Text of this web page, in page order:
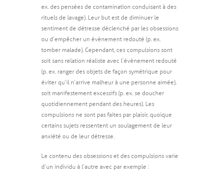
ex. des pensées de contamination conduisant à des
rituels de lavage). Leur but est de diminuer le
sentiment de détresse déclenché par les obsessions
ou d’empêcher un évènement redouté (p. ex.
tomber malade). Cependant, ces compulsions sont
soit sans relation réaliste avec l’évènement redouté
(p. ex. ranger des objets de façon symétrique pour
éviter qu’il n’arrive malheur à une personne aimée),
soit manifestement excessifs (p. ex. se doucher
quotidiennement pendant des heures). Les
compulsions ne sont pas faites par plaisir, quoique
certains sujets ressentent un soulagement de leur
anxiété ou de leur détresse.
Le contenu des obsessions et des compulsions varie
d’un individu à l’autre avec par exemple :